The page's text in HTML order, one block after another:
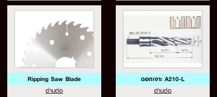
Ripping Saw Blade
อ่านต่อ
ดอกเจาะ A210-L
อ่านต่อ